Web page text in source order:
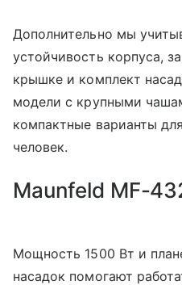
Дополнительно мы
устойчивость корпуса,
крышке и комплект
модели с крупными
компактные варианты
человек.
Maunfeld MF-
Мощность 1500 Вт и
насадок помогают